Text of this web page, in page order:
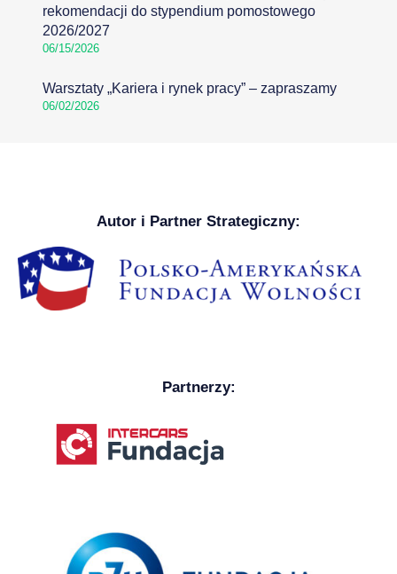
rekomendacji do stypendium pomostowego
2026/2027
06/15/2026
Warsztaty „Kariera i rynek pracy” – zapraszamy
06/02/2026
Autor i Partner Strategiczny:
Partnerzy: